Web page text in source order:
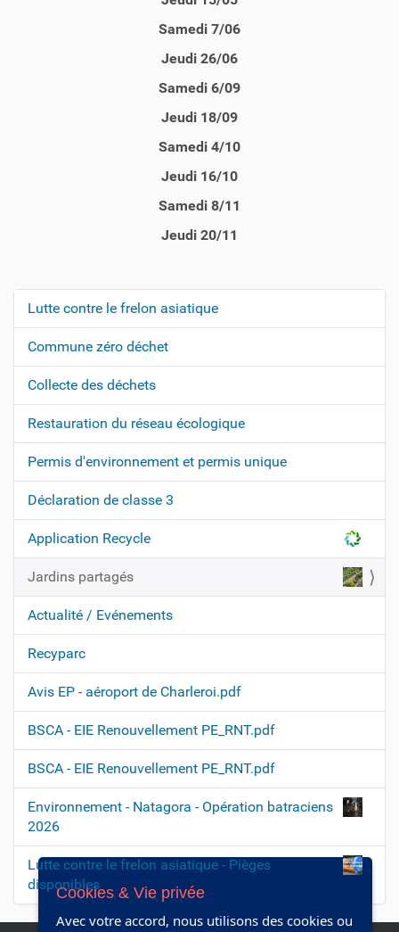
Samedi 7/06
Jeudi 26/06
Samedi 6/09
Jeudi 18/09
Samedi 4/10
Jeudi 16/10
Samedi 8/11
Jeudi 20/11
N
a
v
i
g
a
t
i
n
Lutte contre le frelon asiatique
Commune zéro déchet
Collecte des déchets
Restauration du réseau écologique
Permis d'environnement et permis unique
Déclaration de classe 3
Application Recycle
Jardins partagés
Actualité / Evénements
Recyparc
Avis EP - aéroport de Charleroi.pdf
BSCA - EIE Renouvellement PE_RNT.pdf
BSCA - EIE Renouvellement PE_RNT.pdf
Environnement - Natagora - Opération batraciens
2026
Lutte contre le frelon asiatique - Pièges
disponibles
Cookies & Vie privée
Avec votre accord, nous utilisons des cookies ou